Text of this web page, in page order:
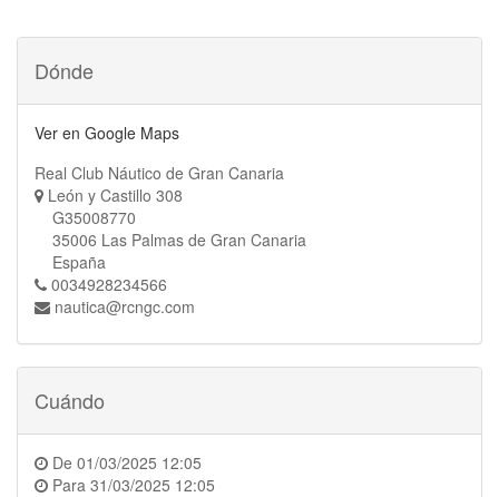
Dónde
Ver en Google Maps
Real Club Náutico de Gran Canaria
León y Castillo 308
G35008770
35006 Las Palmas de Gran Canaria
España
0034928234566
nautica@rcngc.com
Cuándo
De 01/03/2025 12:05
Para 31/03/2025 12:05